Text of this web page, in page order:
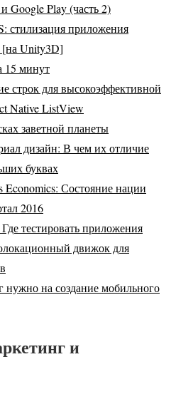
Google Play (часть 2)
стилизация приложения
[на Unity3D]
15 минут
строк для высокоэффективной
Native ListView
заветной планеты
дизайн: В чем их отличие
буквах
Состояние нации
2016
тестировать приложения
движок для
нужно на создание мобильного
и